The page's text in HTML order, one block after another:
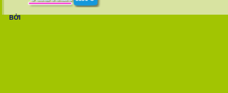
BỞI